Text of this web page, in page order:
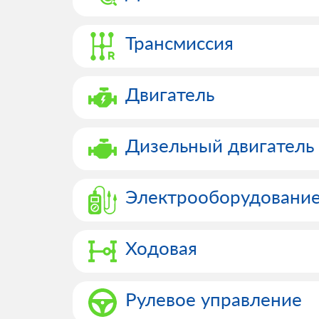
Трансмиссия
Двигатель
Дизельный двигатель
Ходовая
Рулевое управление